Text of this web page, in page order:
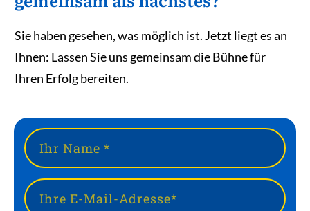
Sie haben gesehen, was möglich ist. Jetzt liegt es an
Ihnen: Lassen Sie uns gemeinsam die Bühne für
Ihren Erfolg bereiten.